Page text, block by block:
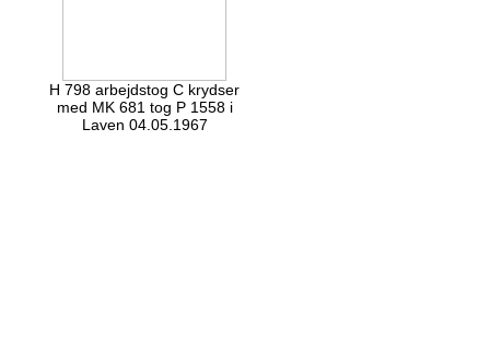
H 798 arbejdstog C krydser
med MK 681 tog P 1558 i
Laven 04.05.1967